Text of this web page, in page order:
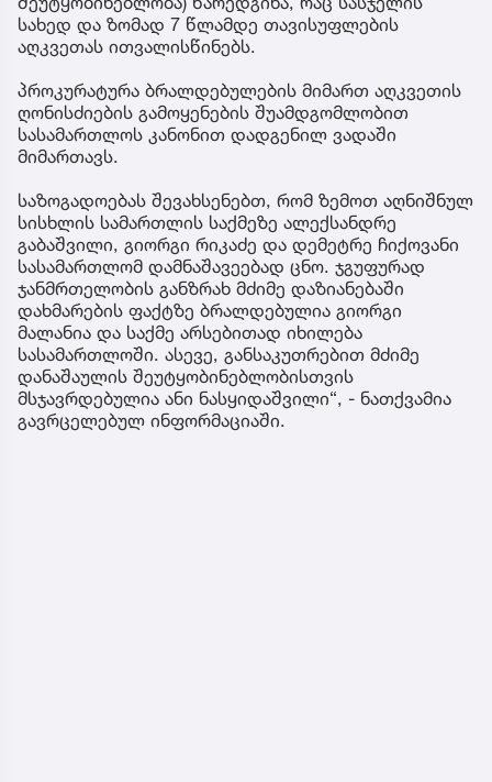
სახედ და ზომად 7 წლამდე თავისუფლების
აღკვეთას ითვალისწინებს.
პროკურატურა ბრალდებულების მიმართ აღკვეთის
ღონისძიების გამოყენების შუამდგომლობით
სასამართლოს კანონით დადგენილ ვადაში
მიმართავს.
საზოგადოებას შევახსენებთ, რომ ზემოთ აღნიშნულ
სისხლის სამართლის საქმეზე ალექსანდრე
გაბაშვილი, გიორგი რიკაძე და დემეტრე ჩიქოვანი
სასამართლომ დამნაშავეებად ცნო. ჯგუფურად
ჯანმრთელობის განზრახ მძიმე დაზიანებაში
დახმარების ფაქტზე ბრალდებულია გიორგი
მალანია და საქმე არსებითად იხილება
სასამართლოში. ასევე, განსაკუთრებით მძიმე
დანაშაულის შეუტყობინებლობისთვის
მსჯავრდებულია ანი ნასყიდაშვილი“, - ნათქვამია
გავრცელებულ ინფორმაციაში.